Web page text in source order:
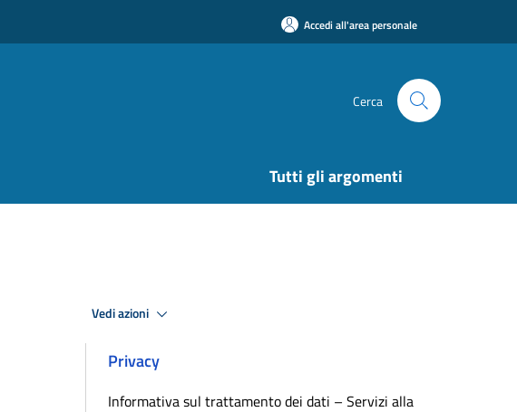
Accedi all'area personale
Cerca
Tutti gli argomenti
Vedi azioni
Privacy
Informativa sul trattamento dei dati – Servizi alla